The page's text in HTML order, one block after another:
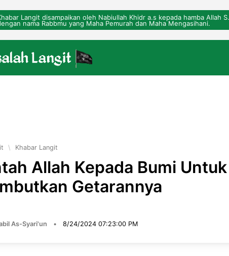
Langit disampaikan oleh Nabiullah Khidr a.s kepada hamba Allah
nama Rabbmu yang Maha Pemurah dan Maha Mengasihani.
\ Khabar Langit
Allah Kepada Bumi Untuk
Getarannya
As-Syari'un • 8/24/2024 07:23:00 PM